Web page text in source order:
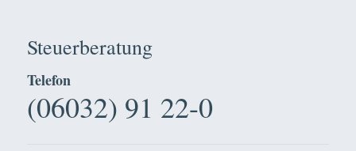
Steuerberatung
Telefon
(06032) 91 22-0